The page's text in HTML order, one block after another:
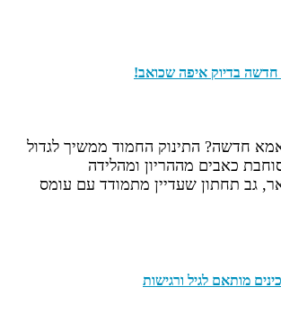
בדיוק איפה שכואב!
חדשה? התינוק החמוד ממשיך לגדול
כאבים מההריון ומהלידה
גב תחתון שעדיין מתמודד עם עומס
מותאם לגיל ורגישות